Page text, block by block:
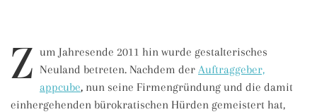
Z um Jahresende 2011 hin wurde gestalterisches
Neuland betreten. Nachdem der Auftraggeber,
appcube, nun seine Firmengründung und die damit
einhergehenden bürokratischen Hürden gemeistert hat,